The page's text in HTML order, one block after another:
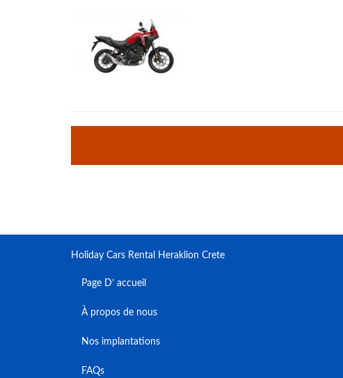
Holiday Cars Rental Heraklion Crete
Page D’ accueil
À propos de nous
Nos implantations
FAQs